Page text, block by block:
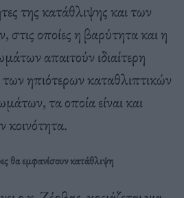
της κατάθλιψης και των
οποίες η βαρύτητα και η
απαιτούν ιδιαίτερη
των ηπιότερων καταθλιπτικών
τα οποία είναι και
κοινότητα.
θα εμφανίσουν κατάθλιψη